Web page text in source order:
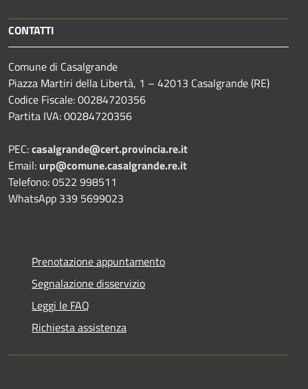
CONTATTI
Comune di Casalgrande
Piazza Martiri della Libertà, 1 – 42013 Casalgrande (RE)
Codice Fiscale: 00284720356
Partita IVA: 00284720356
PEC:casalgrande@cert.provincia.re.it
Email: urp@comune.casalgrande.re.it
Telefono: 0522 998511
WhatsApp 339 5699023
Prenotazione appuntamento
Segnalazione disservizio
Leggi le FAQ
Richiesta assistenza